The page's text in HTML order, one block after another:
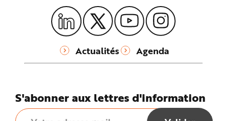
Actualités Agenda
S'abonner aux lettres d'information